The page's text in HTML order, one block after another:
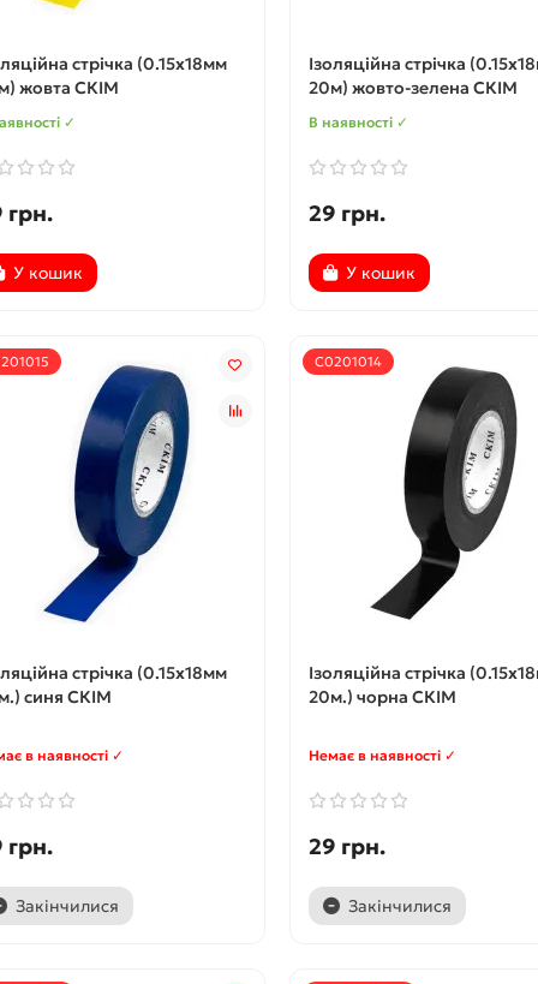
стрічка (0.15х18мм
жовта СКІМ
✓
грн.
У кошик
Ізоляційна стрічка
20м) жовто-зелена СКІМ
В наявності ✓
29 грн.
У кошик
стрічка (0.15х18мм
синя СКІМ
в наявності ✓
грн.
Закінчилися
С0201014
Ізоляційна стрічка
20м.) чорна СКІМ
Немає в наявності ✓
29 грн.
Закінчилися